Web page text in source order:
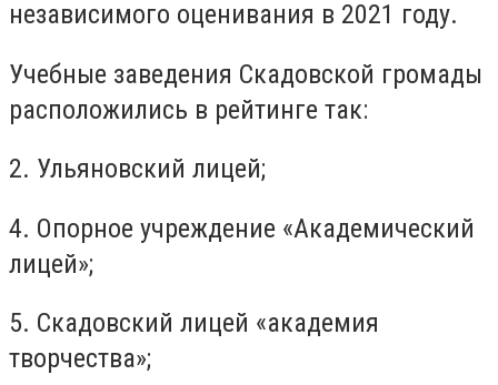
независимого оценивания в 2021 году.
Учебные заведения Скадовской громады
расположились в рейтинге так:
2. Ульяновский лицей;
4. Опорное учреждение «Академический
лицей»;
5. Скадовский лицей «академия
творчества»;